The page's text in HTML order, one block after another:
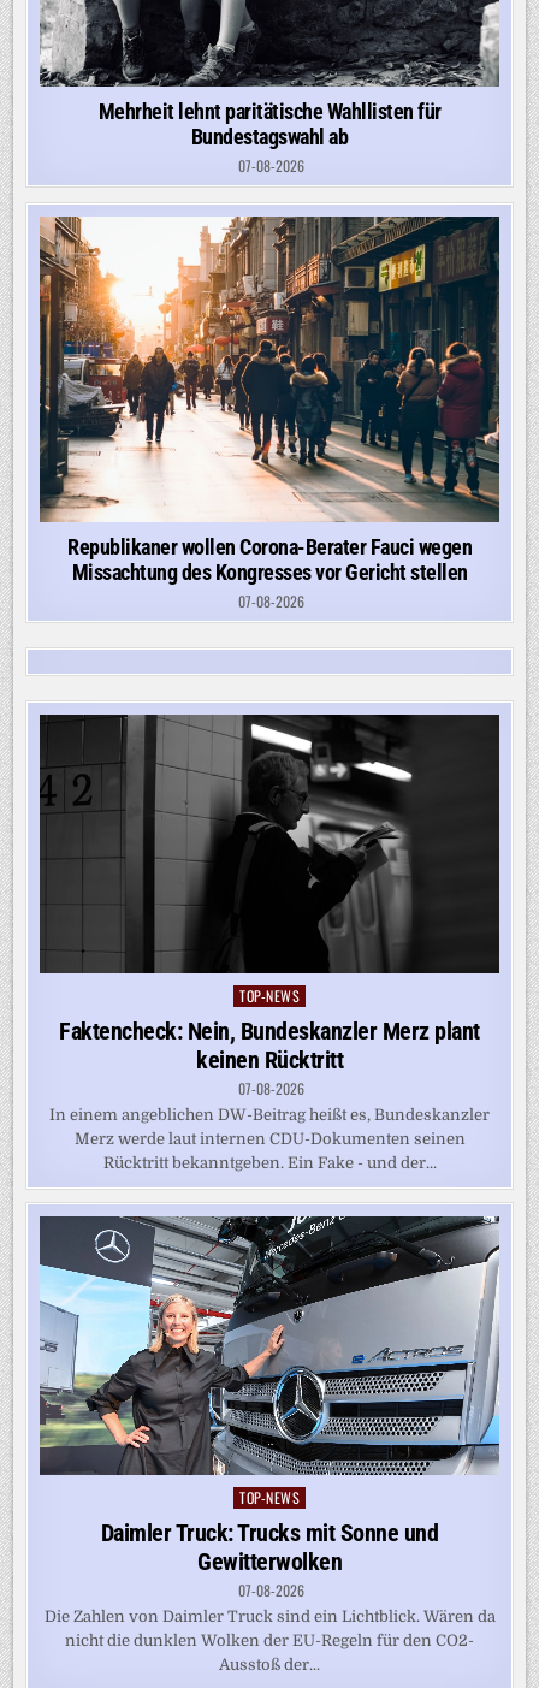
Mehrheit lehnt paritätische Wahllisten für
Bundestagswahl ab
07-08-2026
Republikaner wollen Corona-Berater Fauci wegen
Missachtung des Kongresses vor Gericht stellen
07-08-2026
Posted
in
TOP-NEWS
Faktencheck: Nein, Bundeskanzler Merz plant
keinen Rücktritt
07-08-2026
In einem angeblichen DW-Beitrag heißt es, Bundeskanzler
Merz werde laut internen CDU-Dokumenten seinen
Rücktritt bekanntgeben. Ein Fake - und der...
Posted
in
TOP-NEWS
Daimler Truck: Trucks mit Sonne und
Gewitterwolken
07-08-2026
Die Zahlen von Daimler Truck sind ein Lichtblick. Wären da
nicht die dunklen Wolken der EU-Regeln für den CO2-
Ausstoß der...